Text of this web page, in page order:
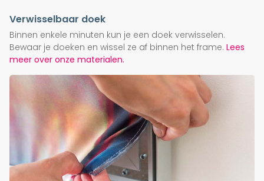
Verwisselbaar doek
Binnen enkele minuten kun je een doek verwisselen.
Bewaar je doeken en wissel ze af binnen het frame. Lees
meer over onze materialen.